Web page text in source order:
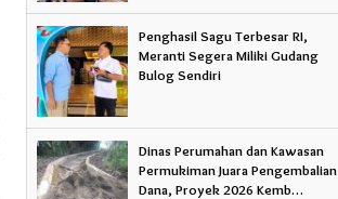
Penghasil Sagu Terbesar RI,
Meranti Segera Miliki Gudang
Bulog Sendiri
Dinas Perumahan dan Kawasan
Permukiman Juara Pengembalian
Dana, Proyek 2026 Kemb…